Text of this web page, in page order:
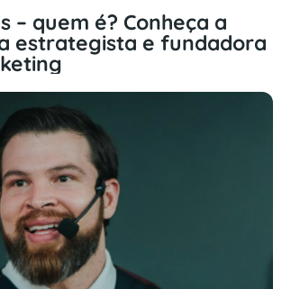
– quem é? Conheça a
estrategista e fundadora